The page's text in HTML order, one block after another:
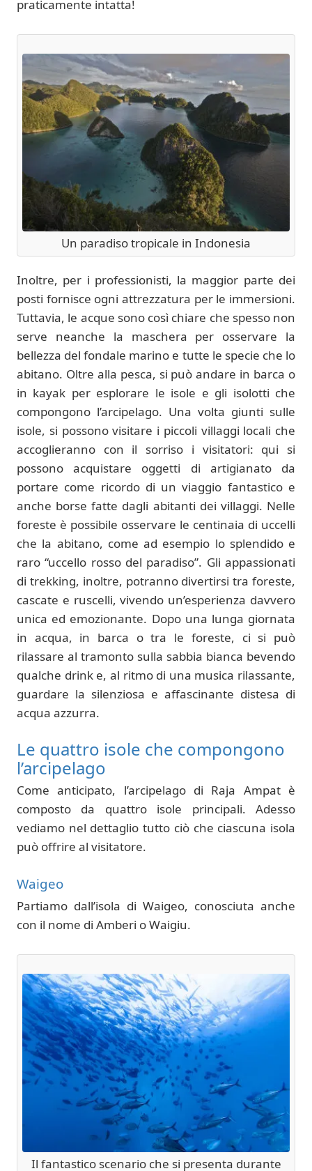
praticamente intatta!
Un paradiso tropicale in Indonesia
Inoltre, per i professionisti, la maggior parte dei
posti fornisce ogni attrezzatura per le immersioni.
Tuttavia, le acque sono così chiare che spesso non
serve neanche la maschera per osservare la
bellezza del fondale marino e tutte le specie che lo
abitano. Oltre alla pesca, si può andare in barca o
in kayak per esplorare le isole e gli isolotti che
compongono l’arcipelago. Una volta giunti sulle
isole, si possono visitare i piccoli villaggi locali che
accoglieranno con il sorriso i visitatori: qui si
possono acquistare oggetti di artigianato da
portare come ricordo di un viaggio fantastico e
anche borse fatte dagli abitanti dei villaggi. Nelle
foreste è possibile osservare le centinaia di uccelli
che la abitano, come ad esempio lo splendido e
raro “uccello rosso del paradiso”. Gli appassionati
di trekking, inoltre, potranno divertirsi tra foreste,
cascate e ruscelli, vivendo un’esperienza davvero
unica ed emozionante. Dopo una lunga giornata
in acqua, in barca o tra le foreste, ci si può
rilassare al tramonto sulla sabbia bianca bevendo
qualche drink e, al ritmo di una musica rilassante,
guardare la silenziosa e affascinante distesa di
acqua azzurra.
Le quattro isole che compongono
l’arcipelago
Come anticipato, l’arcipelago di Raja Ampat è
composto da quattro isole principali. Adesso
vediamo nel dettaglio tutto ciò che ciascuna isola
può offrire al visitatore.
Waigeo
Partiamo dall’isola di Waigeo, conosciuta anche
con il nome di Amberi o Waigiu.
Il fantastico scenario che si presenta durante